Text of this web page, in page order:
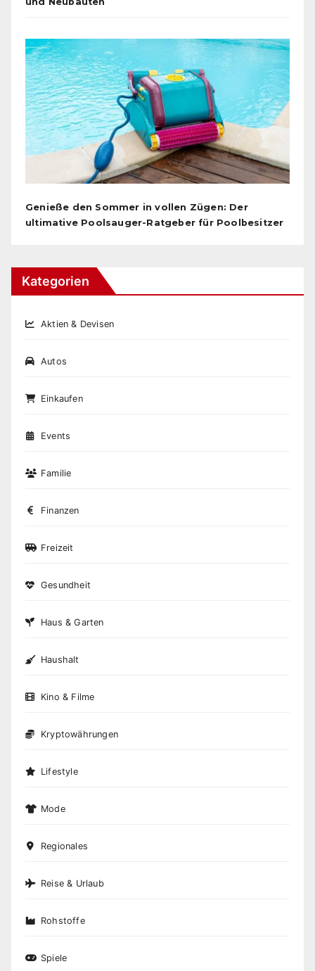
Genieße den Sommer in vollen Zügen: Der
ultimative Poolsauger-Ratgeber für Poolbesitzer
Kategorien
Aktien & Devisen
Autos
Einkaufen
Events
Familie
Finanzen
Freizeit
Gesundheit
Haus & Garten
Haushalt
Kino & Filme
Kryptowährungen
Lifestyle
Mode
Regionales
Reise & Urlaub
Rohstoffe
Spiele